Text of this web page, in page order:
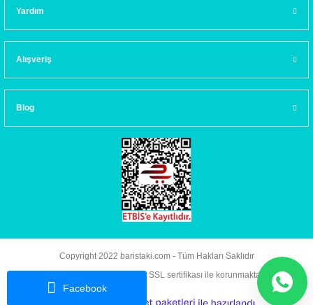
Facebook
Yardım
Alışveriş
Blog
Copyright 2022 baristaki.com - Tüm Hakları Saklıdır
Kredi kartı bilgileriniz 256bit SSL sertifikası ile korunmaktadır.
e- ile